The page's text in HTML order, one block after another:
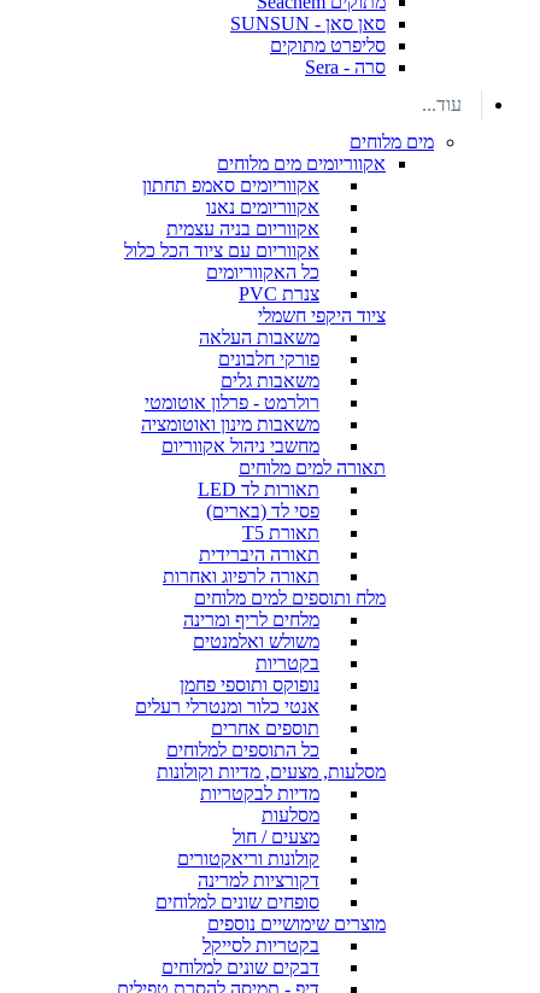
סאן סאן - SUNSUN
סליפרט מתוקים
סרה - Sera
עוד...
מים מלוחים
אקווריומים מים מלוחים
אקווריומים סאמפ תחתון
אקווריומים נאנו
אקווריום בניה עצמית
אקווריום עם ציוד הכל כלול
כל האקווריומים
צנרת PVC
ציוד היקפי חשמלי
משאבות העלאה
פורקי חלבונים
משאבות גלים
רולרמט - פרלון אוטומטי
משאבות מינון ואוטומציה
מחשבי ניהול אקווריום
תאורה למים מלוחים
תאורות לד LED
פסי לד (בארים)
תאורת T5
תאורה היברידית
תאורה לרפיוג ואחרות
מלח ותוספים למים מלוחים
מלחים לריף ומרינה
משולש ואלמנטים
בקטריות
נופוקס ותוספי פחמן
אנטי כלור ומנטרלי רעלים
תוספים אחרים
כל התוספים למלוחים
מסלעות, מצעים, מדיות וקולונות
מדיות לבקטריות
מסלעות
מצעים / חול
קולונות וריאקטורים
דקורציות למרינה
סופחים שונים למלוחים
מוצרים שימושיים נוספים
בקטריות לסייקל
דבקים שונים למלוחים
דיפ - תמיסה להסרת טפילים